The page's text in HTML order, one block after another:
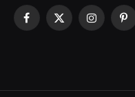
Facebook
X
Instagram